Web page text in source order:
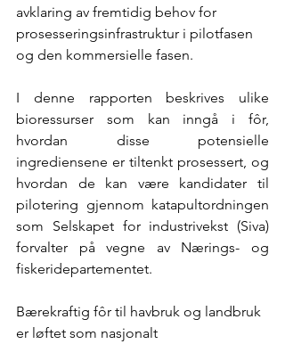
avklaring av fremtidig behov for
prosesseringsinfrastruktur i pilotfasen
og den kommersielle fasen.
I denne rapporten beskrives ulike
bioressurser som kan inngå i fôr,
hvordan disse potensielle
ingrediensene er tiltenkt prosessert, og
hvordan de kan være kandidater til
pilotering gjennom katapultordningen
som Selskapet for industrivekst (Siva)
forvalter på vegne av Nærings- og
fiskeridepartementet.
Bærekraftig fôr til havbruk og landbruk
er løftet som nasjonalt